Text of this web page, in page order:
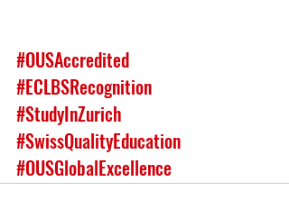
#OUSAccredited
#ECLBSRecognition
#StudyInZurich
#SwissQualityEducation
#OUSGlobalExcellence